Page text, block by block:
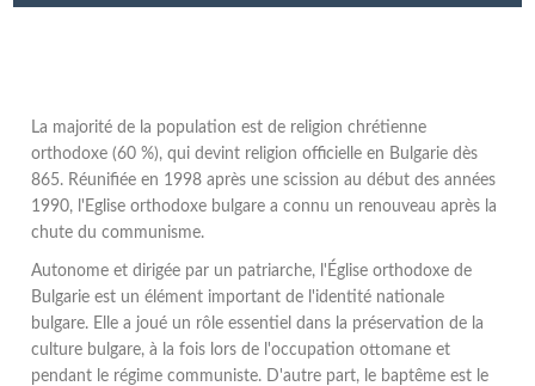
La majorité de la population est de religion chrétienne
orthodoxe (60 %), qui devint religion officielle en Bulgarie dès
865. Réunifiée en 1998 après une scission au début des années
1990, l'Eglise orthodoxe bulgare a connu un renouveau après la
chute du communisme.
Autonome et dirigée par un patriarche, l'Église orthodoxe de
Bulgarie est un élément important de l'identité nationale
bulgare. Elle a joué un rôle essentiel dans la préservation de la
culture bulgare, à la fois lors de l'occupation ottomane et
pendant le régime communiste. D'autre part, le baptême est le